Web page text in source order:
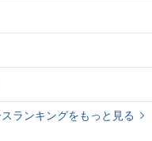
ランキングをもっと見る